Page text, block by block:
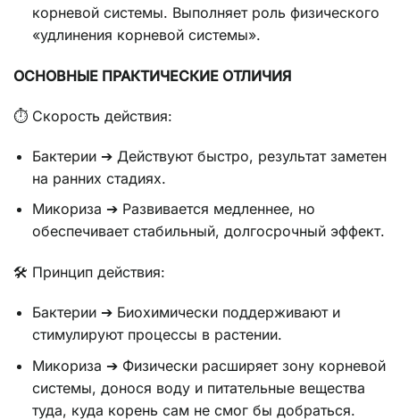
корневой системы. Выполняет роль физического
«удлинения корневой системы».
ОСНОВНЫЕ ПРАКТИЧЕСКИЕ ОТЛИЧИЯ
⏱ Скорость действия:
Бактерии ➔ Действуют быстро, результат заметен
на ранних стадиях.
Микориза ➔ Развивается медленнее, но
обеспечивает стабильный, долгосрочный эффект.
🛠 Принцип действия:
Бактерии ➔ Биохимически поддерживают и
стимулируют процессы в растении.
Микориза ➔ Физически расширяет зону корневой
системы, донося воду и питательные вещества
туда, куда корень сам не смог бы добраться.